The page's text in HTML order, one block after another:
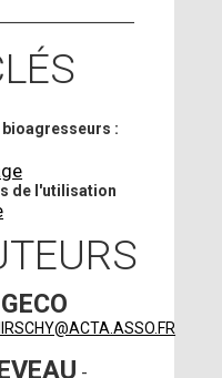
:
de l'utilisation
-